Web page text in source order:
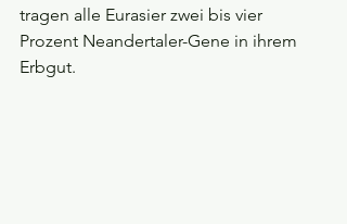
tragen alle Eurasier zwei bis vier
Prozent Neandertaler-Gene in ihrem
Erbgut.